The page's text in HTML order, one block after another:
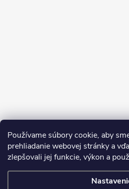
Používame súbory cookie, aby
prehliadanie webovej stránky a
zlepšovali jej funkcie, výkon a
Sledovať na Instagrame
Vytvoril Shoptet